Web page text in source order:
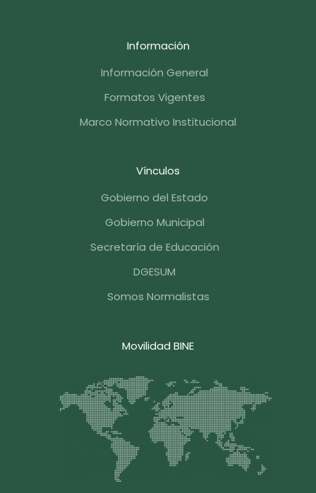
Información
Información General
Formatos Vigentes
Marco Normativo Institucional
Vínculos
Gobierno del Estado
Gobierno Municipal
Secretaría de Educación
DGESUM
Somos Normalistas
Movilidad BINE